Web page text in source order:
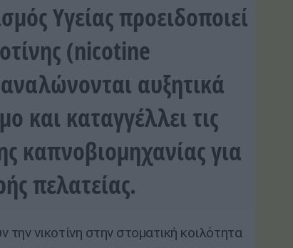
Υγείας προειδοποιεί
(nicotine
αυξητικά
και καταγγέλλει τις
καπνοβιομηχανίας για
πελατείας.
νικοτίνη στην στοματική κοιλότητα